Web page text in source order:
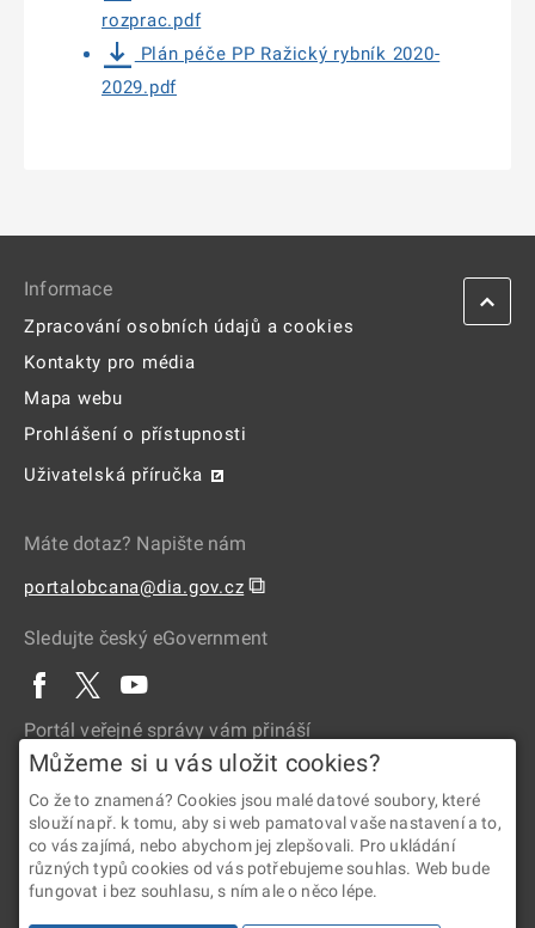
rozprac.pdf
Plán péče PP Ražický rybník 2020-
2029.pdf
Informace
Zpracování osobních údajů a cookies
Kontakty pro média
Mapa webu
Prohlášení o přístupnosti
Uživatelská příručka
Máte dotaz? Napište nám
portalobcana@dia.gov.cz ⧉
Sledujte český eGovernment
Portál veřejné správy vám přináší
Můžeme si u vás uložit cookies?
Co že to znamená? Cookies jsou malé datové soubory, které
slouží např. k tomu, aby si web pamatoval vaše nastavení a to,
co vás zajímá, nebo abychom jej zlepšovali. Pro ukládání
různých typů cookies od vás potřebujeme souhlas. Web bude
fungovat i bez souhlasu, s ním ale o něco lépe.